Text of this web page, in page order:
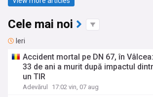
Cele mai noi
Ieri
Accident mortal pe DN 67, în
33 de ani a murit după impactul
un TIR
Adevărul 17:02 vin, 07 aug